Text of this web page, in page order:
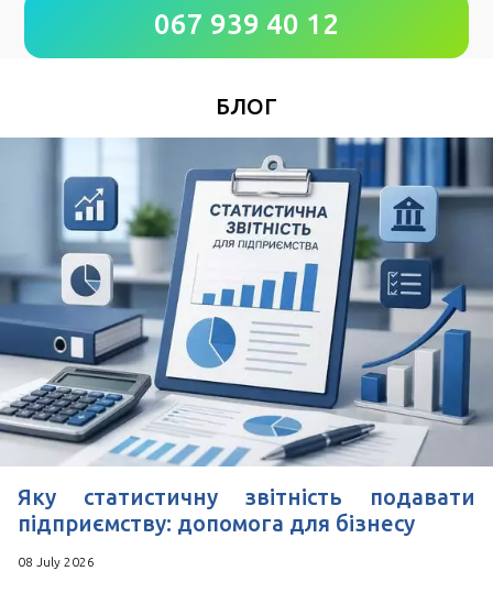
Зручний час для дзвінка
Поля позначені знаком*обов'язкові для
заповнення
Натискаючи кнопку Надіслати Ви погоджуєтесь з
Угода користувача
067 939 40 12
БЛОГ
Яку статистичну звітність подавати
підприємству: допомога для бізнесу
08 July 2026